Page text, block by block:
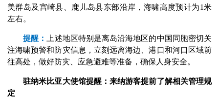
美群岛及宫崎县、鹿儿岛县东部沿岸，海啸高度预计为1米
左右。
提醒：
上述地区特别是离岛沿海地区的中国同胞密切关
注海啸预警和防灾信息，立刻远离海边、港口和河口区域前
往高处，做好防灾、应急避难等准备，确保人身安全。
驻纳米比亚大使馆提醒：来纳游客提前了解相关管理规
定